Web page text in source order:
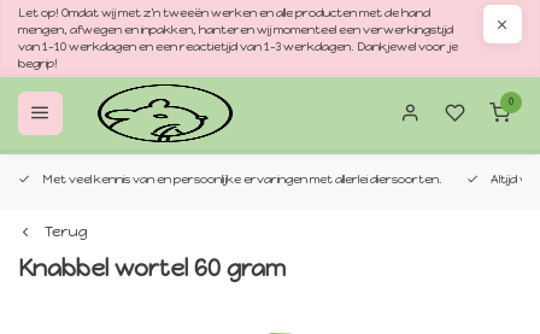
Let op! Omdat wij met z'n tweeën werken en alle producten met de hand
mengen, afwegen en inpakken, hanteren wij momenteel een verwerkingstijd
van 1–10 werkdagen en een reactietijd van 1–3 werkdagen. Dankjewel voor je
begrip!
0
Met veel kennis van en persoonlijke ervaringen met allerlei diersoorten. Altijd
Terug
Knabbel wortel 60 gram